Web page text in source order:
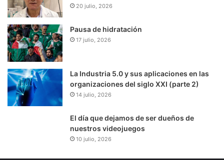
20 julio, 2026
Pausa de hidratación
17 julio, 2026
La Industria 5.0 y sus aplicaciones en las
organizaciones del siglo XXI (parte 2)
14 julio, 2026
El día que dejamos de ser dueños de
nuestros videojuegos
10 julio, 2026